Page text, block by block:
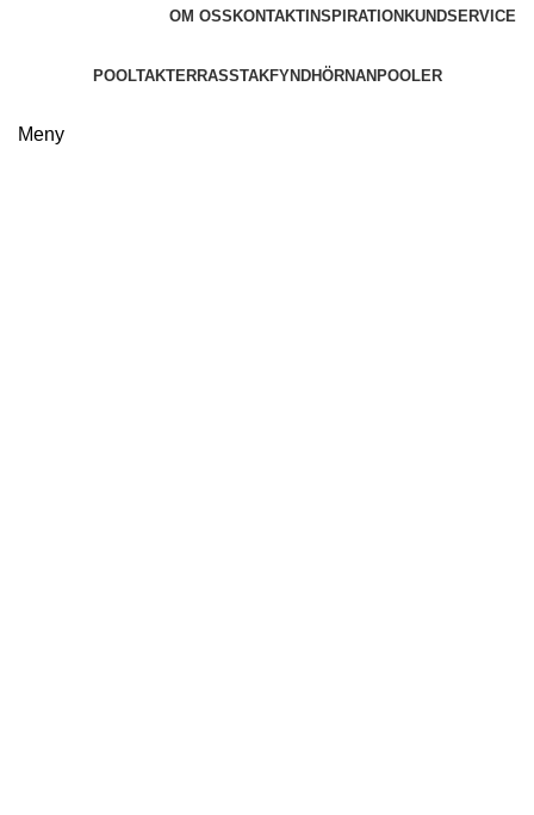
OM OSS KONTAKT INSPIRATION KUNDSERVICE
POOLTAKTERRASSTAKFYNDHÖRNAN POOLER
Meny